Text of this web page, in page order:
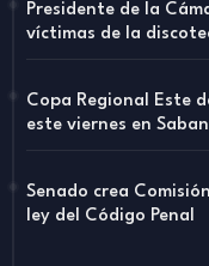
Presidente de la
víctimas de la
Copa Regional Este
este viernes en
Senado crea
ley del Código Penal